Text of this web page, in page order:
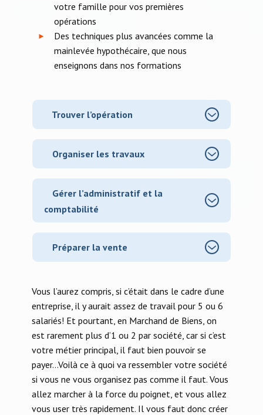
votre famille pour vos premières
opérations
►
Des techniques plus avancées comme la
mainlevée hypothécaire, que nous
enseignons dans nos formations
Trouver l’opération
​​Organiser les travaux
​​Gérer l’administratif et la
comptabilité
​​Préparer la vente
Vous l’aurez compris, si c’était dans le cadre d’une
entreprise, il y aurait assez de travail pour 5 ou 6
salariés! Et pourtant, en Marchand de Biens, on
est rarement plus d’1 ou 2 par société, car si c’est
votre métier principal, il faut bien pouvoir se
payer…Voilà ce à quoi va ressembler votre société
si vous ne vous organisez pas comme il faut. Vous
allez marcher à la force du poignet, et vous allez
vous user très rapidement. Il vous faut donc créer